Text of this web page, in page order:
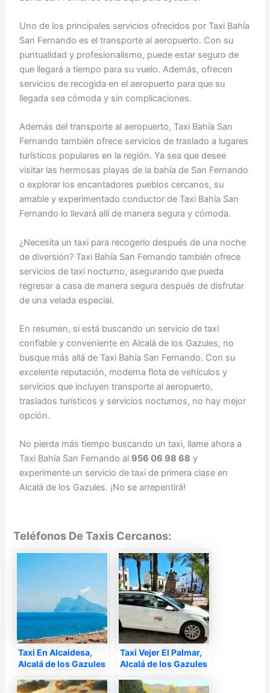
Uno de los principales servicios ofrecidos por Taxi Bahía
San Fernando es el transporte al aeropuerto. Con su
puntualidad y profesionalismo, puede estar seguro de
que llegará a tiempo para su vuelo. Además, ofrecen
servicios de recogida en el aeropuerto para que su
llegada sea cómoda y sin complicaciones.
Además del transporte al aeropuerto, Taxi Bahía San
Fernando también ofrece servicios de traslado a lugares
turísticos populares en la región. Ya sea que desee
visitar las hermosas playas de la bahía de San Fernando
o explorar los encantadores pueblos cercanos, su
amable y experimentado conductor de Taxi Bahía San
Fernando lo llevará allí de manera segura y cómoda.
¿Necesita un taxi para recogerlo después de una noche
de diversión? Taxi Bahía San Fernando también ofrece
servicios de taxi nocturno, asegurando que pueda
regresar a casa de manera segura después de disfrutar
de una velada especial.
En resumen, si está buscando un servicio de taxi
confiable y conveniente en Alcalá de los Gazules, no
busque más allá de Taxi Bahía San Fernando. Con su
excelente reputación, moderna flota de vehículos y
servicios que incluyen transporte al aeropuerto,
traslados turísticos y servicios nocturnos, no hay mejor
opción.
No pierda más tiempo buscando un taxi, llame ahora a
Taxi Bahía San Fernando al 956 06 98 68 y
experimente un servicio de taxi de primera clase en
Alcalá de los Gazules. ¡No se arrepentirá!
Teléfonos De Taxis Cercanos:
Taxi En Alcaidesa,
Alcalá de los Gazules
Taxi Vejer El Palmar,
Alcalá de los Gazules